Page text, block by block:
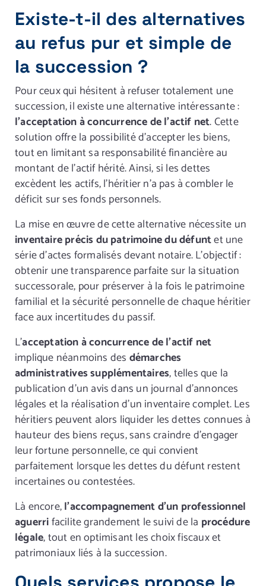
Existe-t-il des alternatives
au refus pur et simple de
la succession ?
Pour ceux qui hésitent à refuser totalement une
succession, il existe une alternative intéressante :
l’acceptation à concurrence de l’actif net. Cette
solution offre la possibilité d’accepter les biens,
tout en limitant sa responsabilité financière au
montant de l’actif hérité. Ainsi, si les dettes
excèdent les actifs, l’héritier n’a pas à combler le
déficit sur ses fonds personnels.
La mise en œuvre de cette alternative nécessite un
inventaire précis du patrimoine du défuntet une
série d’actes formalisés devant notaire. L’objectif :
obtenir une transparence parfaite sur la situation
successorale, pour préserver à la fois le patrimoine
familial et la sécurité personnelle de chaque héritier
face aux incertitudes du passif.
L’acceptation à concurrence de l’actif net
implique néanmoins des démarches
administratives supplémentaires, telles que la
publication d’un avis dans un journal d’annonces
légales et la réalisation d’un inventaire complet. Les
héritiers peuvent alors liquider les dettes connues à
hauteur des biens reçus, sans craindre d’engager
leur fortune personnelle, ce qui convient
parfaitement lorsque les dettes du défunt restent
incertaines ou contestées.
Là encore,l’accompagnement d’un professionnel
aguerrifacilite grandement le suivi de la procédure
légale, tout en optimisant les choix fiscaux et
patrimoniaux liés à la succession.